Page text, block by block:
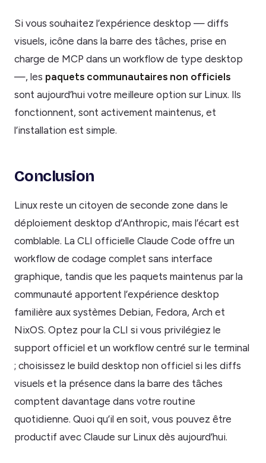
Si vous souhaitez l’expérience desktop — diffs
visuels, icône dans la barre des tâches, prise en
charge de MCP dans un workflow de type desktop
—, les paquets communautaires non officiels
sont aujourd’hui votre meilleure option sur Linux. Ils
fonctionnent, sont activement maintenus, et
l’installation est simple.
Conclusion
Linux reste un citoyen de seconde zone dans le
déploiement desktop d’Anthropic, mais l’écart est
comblable. La CLI officielle Claude Code offre un
workflow de codage complet sans interface
graphique, tandis que les paquets maintenus par la
communauté apportent l’expérience desktop
familière aux systèmes Debian, Fedora, Arch et
NixOS. Optez pour la CLI si vous privilégiez le
support officiel et un workflow centré sur le terminal
; choisissez le build desktop non officiel si les diffs
visuels et la présence dans la barre des tâches
comptent davantage dans votre routine
quotidienne. Quoi qu’il en soit, vous pouvez être
productif avec Claude sur Linux dès aujourd’hui.